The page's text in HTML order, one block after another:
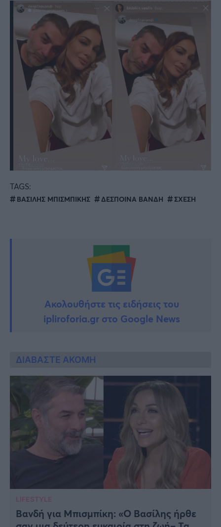
TAGS:
ΒΑΣΙΛΗΣ ΜΠΙΣΜΠΙΚΗΣ ΔΕΣΠΟΙΝΑ ΒΑΝΔΗ ΣΧΕΣΗ
Ακολουθήστε τις ειδήσεις του
ipliroforia.gr στο Google News
ΔΙΑΒΑΣΤΕ ΑΚΟΜΗ
LIFESTYLE
Βανδή για Μπισμπίκη: «Ο Βασίλης ήρθε